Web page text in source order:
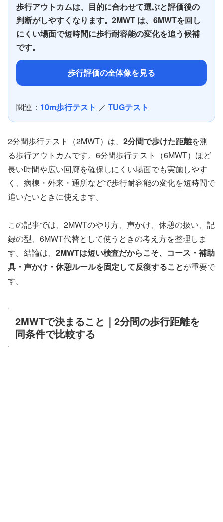
歩行アウトカムは、目的に合わせて選ぶと評価後の
判断がしやすくなります。2MWT は、6MWTを回し
にくい場面で短時間に歩行耐容能の変化を追う候補
です。
歩行評価の全体像を見る
関連： 10m歩行テスト ／ TUGテスト
2分間歩行テスト（2MWT）は、 2分間で歩けた距離を測
る歩行アウトカムです。6分間歩行テスト（6MWT）ほど
長い時間や広い回廊を確保しにくい場面でも実施しやす
く、病棟・外来・通所などで歩行耐容能の変化を短時間で
追いたいときに使えます。
この記事では、2MWTのやり方、声かけ、休憩の扱い、記
録の型、6MWT代替として使うときの考え方を整理しま
す。結論は、 2MWTは短い検査だからこそ、コース・補助
具・声かけ・休憩ルールを固定して反復することが重要で
す。
2MWTで決まること｜2分間の歩行距離を
同条件で比較する